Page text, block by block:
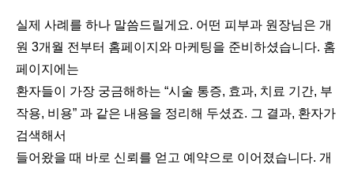
실제 사례를 하나 말씀드릴게요. 어떤 피부과 원장님은 개
원 3개월 전부터 홈페이지와 마케팅을 준비하셨습니다. 홈
페이지에는
환자들이 가장 궁금해하는 “시술 통증, 효과, 치료 기간, 부
작용, 비용” 과 같은 내용을 정리해 두셨죠. 그 결과, 환자가
검색해서
들어왔을 때 바로 신뢰를 얻고 예약으로 이어졌습니다. 개